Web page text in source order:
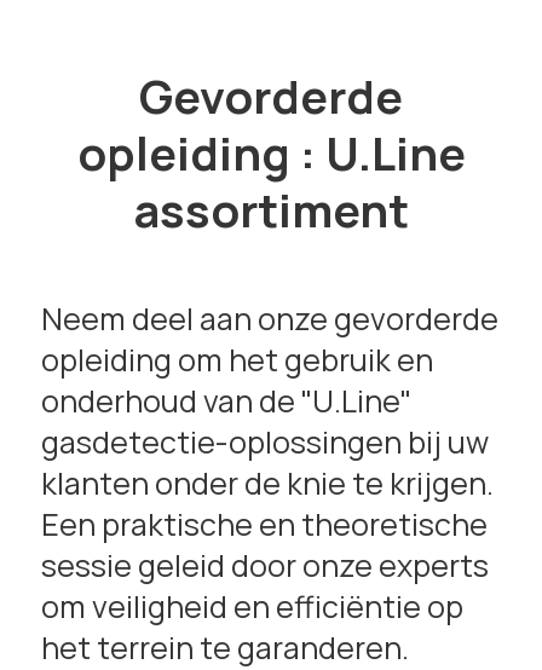
Gevorderde
opleiding : U.Line
assortiment
Neem deel aan onze gevorderde
opleiding om het gebruik en
onderhoud van de "U.Line"
gasdetectie-oplossingen bij uw
klanten onder de knie te krijgen.
Een praktische en theoretische
sessie geleid door onze experts
om veiligheid en efficiëntie op
het terrein te garanderen.